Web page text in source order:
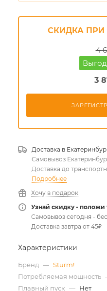
СКИДКА ПРИ
4
3
Доставка в
Самовывоз
Доставка до
Подробнее
Хочу в подарок
Узнай скидку - положи
Самовывоз сегодня -
Доставка завтра от 45₽
Характеристики
Бренд — Sturm!
Потребляемая мощность
Плавный пуск — Нет